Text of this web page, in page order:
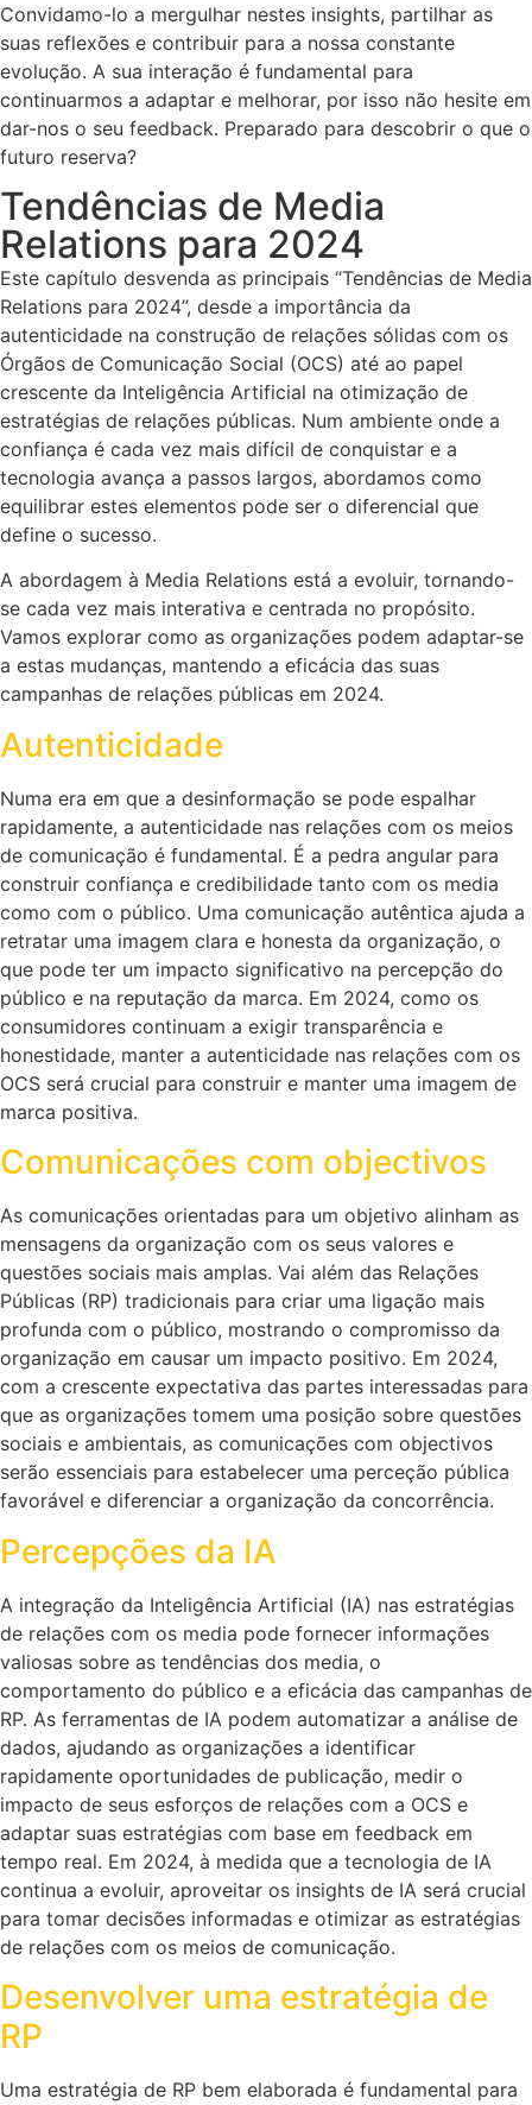
Convidamo-lo a mergulhar nestes insights, partilhar as
suas reflexões e contribuir para a nossa constante
evolução. A sua interação é fundamental para
continuarmos a adaptar e melhorar, por isso não hesite em
dar-nos o seu feedback. Preparado para descobrir o que o
futuro reserva?
Tendências de Media
Relations para 2024
Este capítulo desvenda as principais “Tendências de Media
Relations para 2024”, desde a importância da
autenticidade na construção de relações sólidas com os
Órgãos de Comunicação Social (OCS) até ao papel
crescente da Inteligência Artificial na otimização de
estratégias de relações públicas. Num ambiente onde a
confiança é cada vez mais difícil de conquistar e a
tecnologia avança a passos largos, abordamos como
equilibrar estes elementos pode ser o diferencial que
define o sucesso.
A abordagem à Media Relations está a evoluir, tornando-
se cada vez mais interativa e centrada no propósito.
Vamos explorar como as organizações podem adaptar-se
a estas mudanças, mantendo a eficácia das suas
campanhas de relações públicas em 2024.
Autenticidade
Numa era em que a desinformação se pode espalhar
rapidamente, a autenticidade nas relações com os meios
de comunicação é fundamental. É a pedra angular para
construir confiança e credibilidade tanto com os media
como com o público. Uma comunicação autêntica ajuda a
retratar uma imagem clara e honesta da organização, o
que pode ter um impacto significativo na percepção do
público e na reputação da marca. Em 2024, como os
consumidores continuam a exigir transparência e
honestidade, manter a autenticidade nas relações com os
OCS será crucial para construir e manter uma imagem de
marca positiva.
Comunicações com objectivos
As comunicações orientadas para um objetivo alinham as
mensagens da organização com os seus valores e
questões sociais mais amplas. Vai além das Relações
Públicas (RP) tradicionais para criar uma ligação mais
profunda com o público, mostrando o compromisso da
organização em causar um impacto positivo. Em 2024,
com a crescente expectativa das partes interessadas para
que as organizações tomem uma posição sobre questões
sociais e ambientais, as comunicações com objectivos
serão essenciais para estabelecer uma perceção pública
favorável e diferenciar a organização da concorrência.
Percepções da IA
A integração da Inteligência Artificial (IA) nas estratégias
de relações com os media pode fornecer informações
valiosas sobre as tendências dos media, o
comportamento do público e a eficácia das campanhas de
RP. As ferramentas de IA podem automatizar a análise de
dados, ajudando as organizações a identificar
rapidamente oportunidades de publicação, medir o
impacto de seus esforços de relações com a OCS e
adaptar suas estratégias com base em feedback em
tempo real. Em 2024, à medida que a tecnologia de IA
continua a evoluir, aproveitar os insights de IA será crucial
para tomar decisões informadas e otimizar as estratégias
de relações com os meios de comunicação.
Desenvolver uma estratégia de
RP
Uma estratégia de RP bem elaborada é fundamental para